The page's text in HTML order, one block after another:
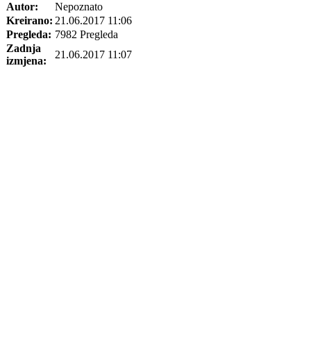
Autor:
Nepoznato
Kreirano: 21.06.2017 11:06
Pregleda: 7982 Pregleda
Zadnja
izmjena:
21.06.2017 11:07